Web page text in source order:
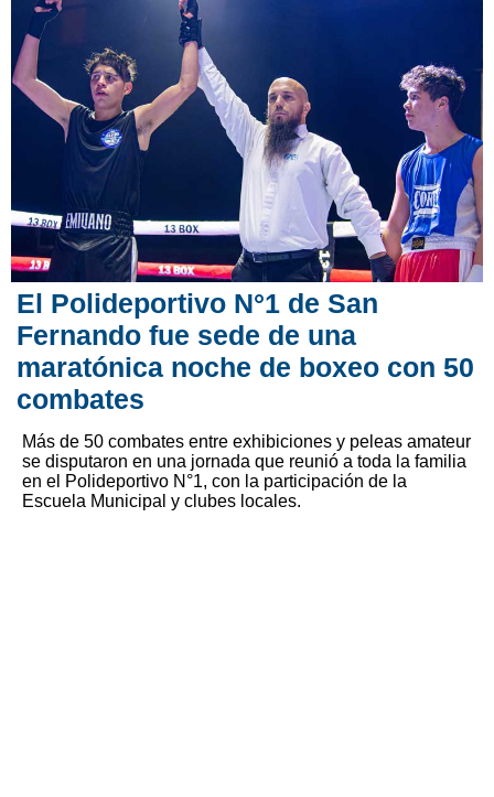
El Polideportivo N°1 de San
Fernando fue sede de una
maratónica noche de boxeo con 50
combates
Más de 50 combates entre exhibiciones y peleas amateur
se disputaron en una jornada que reunió a toda la familia
en el Polideportivo N°1, con la participación de la
Escuela Municipal y clubes locales.